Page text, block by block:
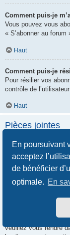
En poursuivant
acceptez
de bénéficier
optimale. En
Comment puis-je
Vous pouvez vous
« S’abonner au
Haut
Comment puis-je
Pour résilier vos
contrôle de
Haut
Pièces jointes
Quelles pièces
Chaque
jointes. Si vous
nous vous invitons à
Comment puis-je
Pour retrouver la
veuillez vous rendre